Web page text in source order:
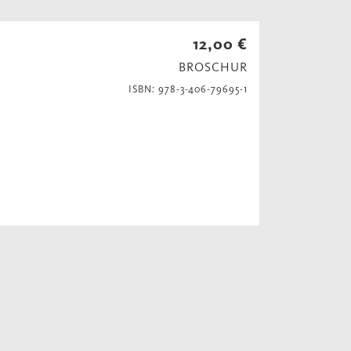
12,00 €
BROSCHUR
ISBN: 978-3-406-79695-1